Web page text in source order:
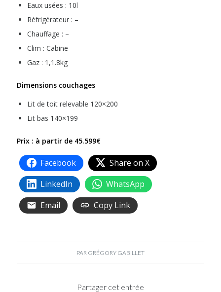
Eaux usées : 10l
Réfrigérateur : –
Chauffage : –
Clim : Cabine
Gaz : 1,1.8kg
Dimensions couchages
Lit de toit relevable 120×200
Lit bas 140×199
Prix : à partir de 45.599€
Facebook
Share on X
LinkedIn
WhatsApp
Email
Copy Link
PAR GRÉGORY GABILLET
Partager cet entrée